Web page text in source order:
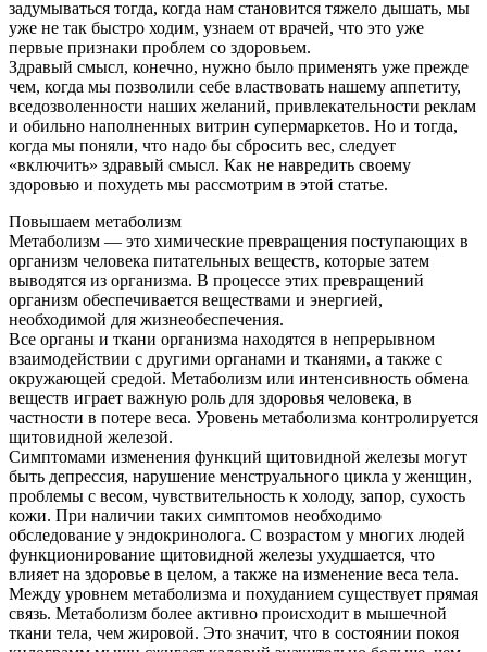
задумываться тогда, когда нам становится тяжело дышать, мы
уже не так быстро ходим, узнаем от врачей, что это уже
первые признаки проблем со здоровьем.
Здравый смысл, конечно, нужно было применять уже прежде
чем, когда мы позволили себе властвовать нашему аппетиту,
вседозволенности наших желаний, привлекательности реклам
и обильно наполненных витрин супермаркетов. Но и тогда,
когда мы поняли, что надо бы сбросить вес, следует
«включить» здравый смысл. Как не навредить своему
здоровью и похудеть мы рассмотрим в этой статье.
Повышаем метаболизм
Метаболизм — это химические превращения поступающих в
организм человека питательных веществ, которые затем
выводятся из организма. В процессе этих превращений
организм обеспечивается веществами и энергией,
необходимой для жизнеобеспечения.
Все органы и ткани организма находятся в непрерывном
взаимодействии с другими органами и тканями, а также с
окружающей средой. Метаболизм или интенсивность обмена
веществ играет важную роль для здоровья человека, в
частности в потере веса. Уровень метаболизма контролируется
щитовидной железой.
Симптомами изменения функций щитовидной железы могут
быть депрессия, нарушение менструального цикла у женщин,
проблемы с весом, чувствительность к холоду, запор, сухость
кожи. При наличии таких симптомов необходимо
обследование у эндокринолога. С возрастом у многих людей
функционирование щитовидной железы ухудшается, что
влияет на здоровье в целом, а также на изменение веса тела.
Между уровнем метаболизма и похуданием существует прямая
связь. Метаболизм более активно происходит в мышечной
ткани тела, чем жировой. Это значит, что в состоянии покоя